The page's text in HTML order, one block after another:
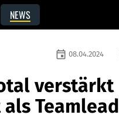
NEWS
event 08.04.2024
verstärkt
Teamlead